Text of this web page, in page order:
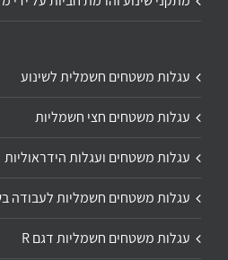
עגלות משטחים חשמלית לשינוע
עגלות משטחים חצי חשמליות
עגלות משטחים ועגלות הידראוליות
עגלות משטחים חשמליות לעבודה
עגלות משטחים חשמליות דגם R